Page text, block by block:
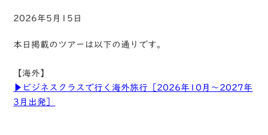
2026年5月15日
本日掲載のツアーは以下の通りです。
【海外】
▶ビジネスクラスで行く海外旅行［2026年10月〜2027年
3月出発］